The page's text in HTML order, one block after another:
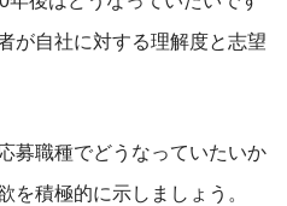
が自社に対する理解度と志望
募職種でどうなっていたいか
を積極的に示しましょう。